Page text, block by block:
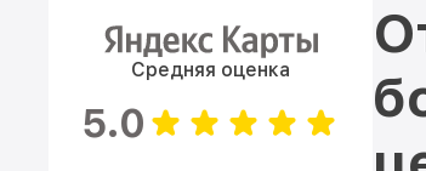
Средняя оценка
5.0